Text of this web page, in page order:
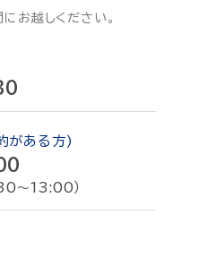
お越しください。
がある方)
～13:00）